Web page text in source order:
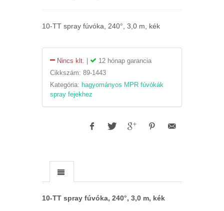
10-TT spray fúvóka, 240°, 3,0 m, kék
Nincs klt.
12 hónap garancia
Cikkszám: 89-1443
Kategória: hagyományos MPR fúvókák
spray fejekhez
10-TT spray fúvóka, 240°, 3,0 m, kék